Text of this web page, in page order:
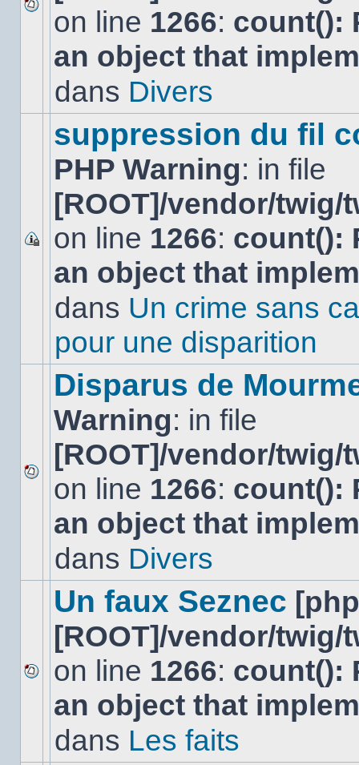
Aucun
nouveau
message
non-
dans
on line 1266: count():
an object that
dans Divers
sujet
est
verrouillé,
vous
pouvez
pas
modifier
messages
poster
réponse.
suppression du fil
PHP Warning: in file
[ROOT]/vendor/
on line 1266: count():
an object that
dans Un crime sans
pour une disparition
Aucun
nouveau
message
non-
dans
Disparus de
Warning: in file
[ROOT]/vendor/
on line 1266: count():
an object that
dans Divers
Aucun
nouveau
message
Un faux Seznec
[ROOT]/vendor/
on line 1266: count():
an object that
dans Les faits